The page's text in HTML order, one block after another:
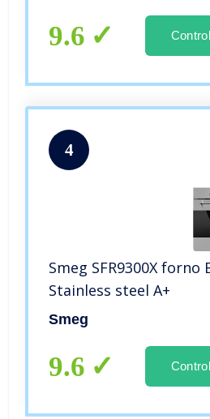
9.6
4
Smeg SFR9300X forno
Stainless steel A+
Smeg
9.6